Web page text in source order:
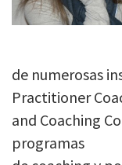
de numerosas
Practitioner
and Coaching
programas